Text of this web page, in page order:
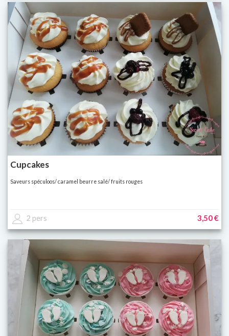
Cupcakes
Saveurs spéculoos/ caramel beurre salé/ fruits rouges
2 pers 3,50 €